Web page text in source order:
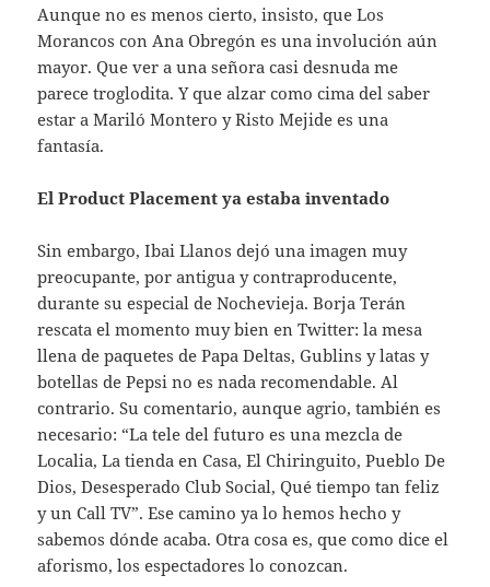
Aunque no es menos cierto, insisto, que Los
Morancos con Ana Obregón es una involución aún
mayor. Que ver a una señora casi desnuda me
parece troglodita. Y que alzar como cima del saber
estar a Mariló Montero y Risto Mejide es una
fantasía.
El Product Placement ya estaba inventado
Sin embargo, Ibai Llanos dejó una imagen muy
preocupante, por antigua y contraproducente,
durante su especial de Nochevieja. Borja Terán
rescata el momento muy bien en Twitter: la mesa
llena de paquetes de Papa Deltas, Gublins y latas y
botellas de Pepsi no es nada recomendable. Al
contrario. Su comentario, aunque agrio, también es
necesario: “La tele del futuro es una mezcla de
Localia, La tienda en Casa, El Chiringuito, Pueblo De
Dios, Desesperado Club Social, Qué tiempo tan feliz
y un Call TV”. Ese camino ya lo hemos hecho y
sabemos dónde acaba. Otra cosa es, que como dice el
aforismo, los espectadores lo conozcan.